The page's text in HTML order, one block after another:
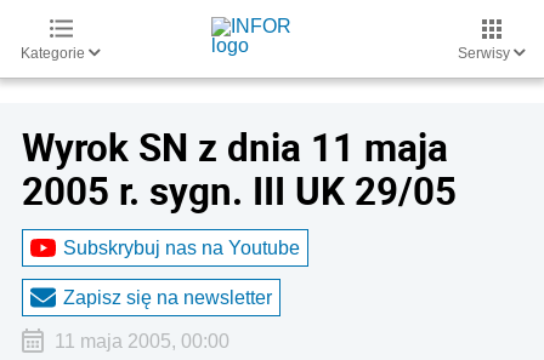
Kategorie Serwisy
Wyrok SN z dnia 11 maja
2005 r. sygn. III UK 29/05
Subskrybuj nas na Youtube
Zapisz się na newsletter
11 maja 2005, 00:00